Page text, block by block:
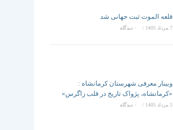
قلعه الموت ثبت جهانی شد
7 مرداد 1405 / ۰ دیدگاه
وبینار معرفی شهرستان کرمانشاه :
«کرمانشاه، پژواک تاریخ در قلب زاگرس»
5 مرداد 1405 / ۰ دیدگاه